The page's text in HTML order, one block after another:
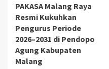
PAKASA Malang Raya
Resmi Kukuhkan
Pengurus Periode
2026–2031 di Pendopo
Agung Kabupaten
Malang